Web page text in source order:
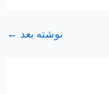
نوشته بعد ←